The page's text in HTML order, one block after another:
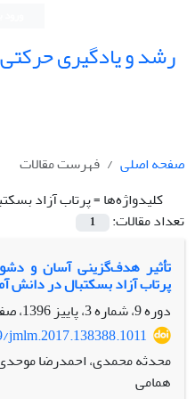
رشد و یادگیری
صفحه اصلی
فهرست مقالات
کلیدواژه‌ها =پرتاب آزاد
تعداد مقالات:
1
تأثیر هدف‌گزینی آسان و
پرتاب آزاد بسکتبال در دانش
دوره 9، شماره 3، پاییز 1396، صفحه
محدثه محمدی، احمدرضا
همامی